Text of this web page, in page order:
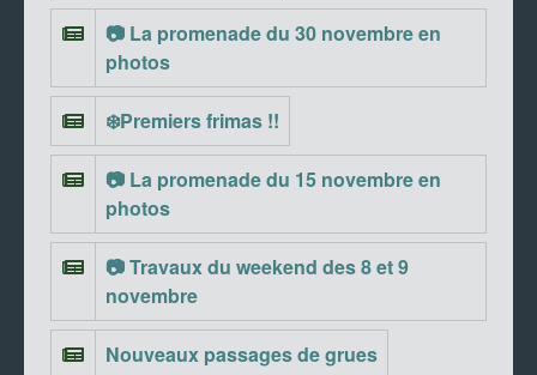
📷 La promenade du 30 novembre en
photos
❄️Premiers frimas !!
📷 La promenade du 15 novembre en
photos
📷 Travaux du weekend des 8 et 9
novembre
Nouveaux passages de grues